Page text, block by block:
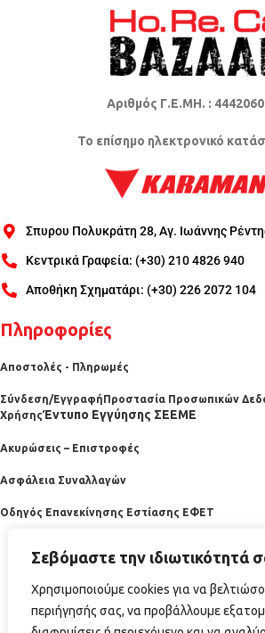
Σεβόμαστε την ιδιωτικότητά
Χρησιμοποιούμε cookies για να
περιήγησής σας, να προβάλλουμε
Αριθμός Γ.Ε.ΜΗ. :
Το επίσημο ηλεκτρονικό
Σπυρου Πολυκράτη 28, Αγ. Ιωάννης
Κεντρικά Γραφεία: (+30) 210 4826 940
Αποθήκη Σχηματάρι: (+30) 226 2072 104
Πληροφορίες
Αποστολές - Πληρωμές
Σύνδεση/Εγγραφή Προστασία Προσωπικών
ΧρήσηςΈντυπο Εγγύησης ΣΕΕΜΕ
Ακυρώσεις – Επιστροφές
Ασφάλεια Συναλλαγών
Οδηγός Επανεκίνησης Εστίασης ΕΦΕΤ